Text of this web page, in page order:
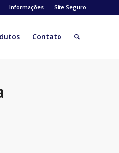
Informações Site Seguro
Contato